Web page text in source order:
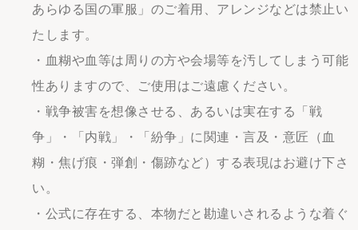
あらゆる国の軍服」のご着用、アレンジなどは禁止い
たします。
・血糊や血等は周りの方や会場等を汚してしまう可能
性ありますので、ご使用はご遠慮ください。
・戦争被害を想像させる、あるいは実在する「戦
争」・「内戦」・「紛争」に関連・言及・意匠（血
糊・焦げ痕・弾創・傷跡など）する表現はお避け下さ
い。
・公式に存在する、本物だと勘違いされるような着ぐ